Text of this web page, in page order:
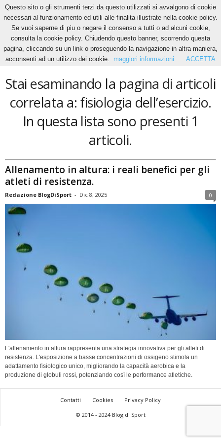
Home Tags Fisiologia dell’esercizio
fisiologia dell’esercizio
Stai esaminando la pagina di articoli
correlata a: fisiologia dell’esercizio.
In questa lista sono presenti 1
articoli.
Allenamento in altura: i reali benefici per gli
atleti di resistenza.
Redazione BlogDiSport - Dic 8, 2025 0
L'allenamento in altura rappresenta una strategia innovativa per gli atleti di
resistenza. L'esposizione a basse concentrazioni di ossigeno stimola un
adattamento fisiologico unico, migliorando la capacità aerobica e la
produzione di globuli rossi, potenziando così le performance atletiche.
Contatti Cookies
Privacy Policy
© 2014 - 2024 Blog di Sport
Questo sito o gli strumenti terzi da questo utilizzati si avvalgono di cookie
necessari al funzionamento ed utili alle finalita illustrate nella cookie policy.
Se vuoi saperne di piu o negare il consenso a tutti o ad alcuni cookie,
consulta la cookie policy. Chiudendo questo banner, scorrendo questa
pagina, cliccando su un link o proseguendo la navigazione in altra maniera,
acconsenti ad un utilizzo dei cookie.
maggiori informazioni ACCETTA